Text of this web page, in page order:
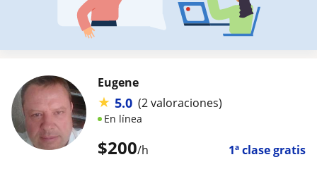
$200/h 1ª clase gratis
Eugene
★ 5.0 (2 valoraciones)
En línea